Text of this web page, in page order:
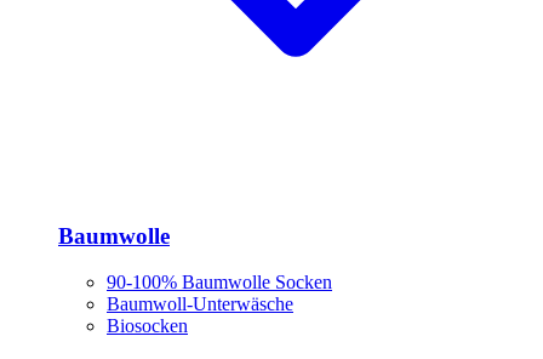
Baumwolle
90-100% Baumwolle Socken
Baumwoll-Unterwäsche
Biosocken